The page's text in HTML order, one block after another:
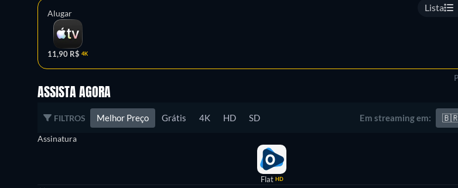
Lista
Alugar
11,90 R$ 4K
ASSISTA AGORA
FILTROS Melhor Preço Grátis 4K HD SD Em streaming em:
Assinatura
Flat HD